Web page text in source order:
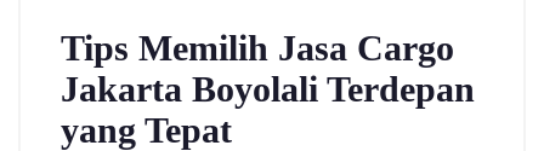
Tips Memilih Jasa Cargo
Jakarta Boyolali Terdepan
yang Tepat